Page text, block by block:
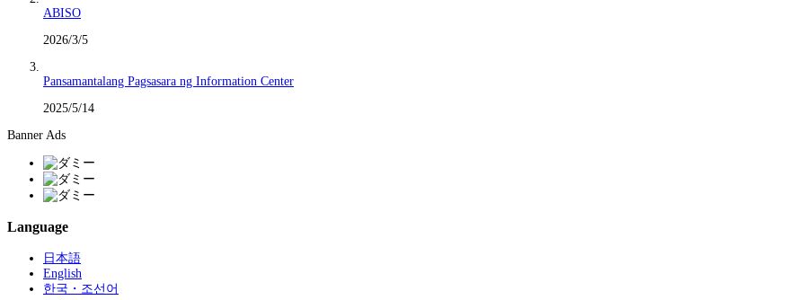
ABISO
2026/3/5
Pansamantalang Pagsasara ng Information Center
2025/5/14
Banner Ads
Language
日本語
English
한국・조선어